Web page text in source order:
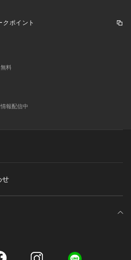
なる場合もございます。
ポイント
料
報配信中
せ